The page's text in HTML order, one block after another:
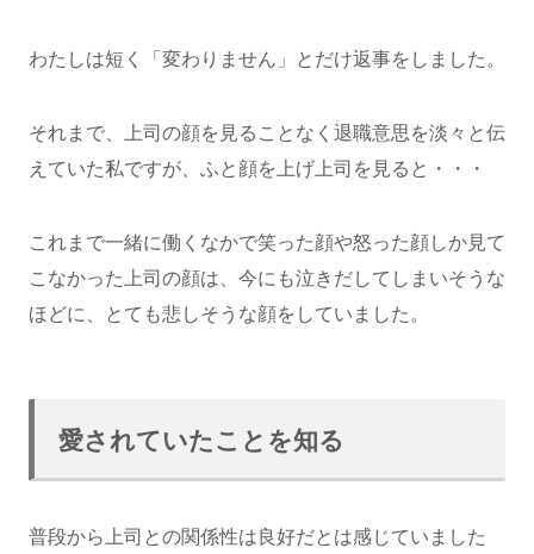
わたしは短く「変わりません」とだけ返事をしました。
それまで、上司の顔を見ることなく退職意思を淡々と伝
えていた私ですが、ふと顔を上げ上司を見ると・・・
これまで一緒に働くなかで笑った顔や怒った顔しか見て
こなかった上司の顔は、今にも泣きだしてしまいそうな
ほどに、とても悲しそうな顔をしていました。
愛されていたことを知る
普段から上司との関係性は良好だとは感じていました